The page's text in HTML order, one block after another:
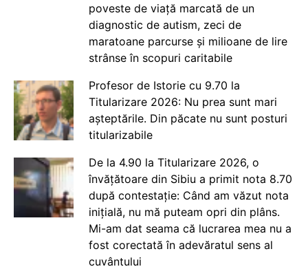
poveste de viață marcată de un
diagnostic de autism, zeci de
maratoane parcurse și milioane de lire
strânse în scopuri caritabile
Profesor de Istorie cu 9.70 la
Titularizare 2026: Nu prea sunt mari
așteptările. Din păcate nu sunt posturi
titularizabile
De la 4.90 la Titularizare 2026, o
învățătoare din Sibiu a primit nota 8.70
după contestație: Când am văzut nota
inițială, nu mă puteam opri din plâns.
Mi-am dat seama că lucrarea mea nu a
fost corectată în adevăratul sens al
cuvântului